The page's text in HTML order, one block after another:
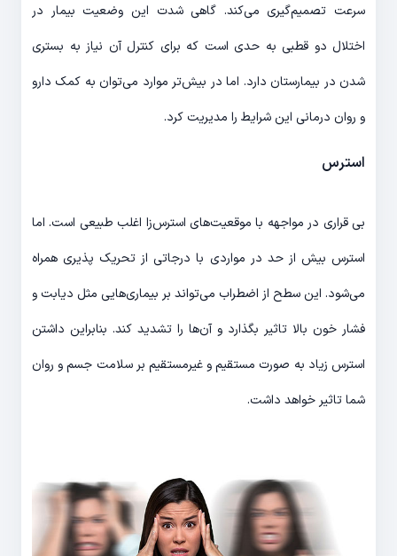
سرعت تصمیم‌گیری می‌کند. گاهی شدت این وضعیت بیمار در
اختلال دو قطبی به حدی است که برای کنترل آن نیاز به بستری
شدن در بیمارستان دارد. اما در بیش‌تر موارد می‌توان به کمک دارو
و روان درمانی این شرایط را مدیریت کرد.
استرس
بی قراری در مواجهه با موقعیت‌های استرس‌زا اغلب طبیعی است. اما
استرس بیش از حد در مواردی با درجاتی از تحریک پذیری همراه
می‌شود. این سطح از اضطراب می‌تواند بر بیماری‌هایی مثل دیابت و
فشار خون بالا تاثیر بگذارد و آن‌ها را تشدید کند. بنابراین داشتن
استرس زیاد به صورت مستقیم و غیرمستقیم بر سلامت جسم و روان
شما تاثیر خواهد داشت.